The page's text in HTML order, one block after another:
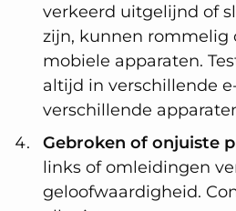
verkeerd uitgelijnd of
zijn, kunnen rommelig
mobiele apparaten.
altijd in verschillende
verschillende
Gebroken of onjuiste
links of omleidingen
geloofwaardigheid.